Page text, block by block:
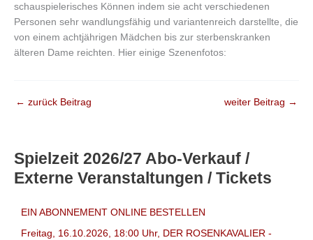
schauspielerisches Können indem sie acht verschiedenen
Personen sehr wandlungsfähig und variantenreich darstellte, die
von einem achtjährigen Mädchen bis zur sterbenskranken
älteren Dame reichten. Hier einige Szenenfotos:
← zurück Beitrag weiter Beitrag →
Spielzeit 2026/27 Abo-Verkauf /
Externe Veranstaltungen / Tickets
EIN ABONNEMENT ONLINE BESTELLEN
Freitag, 16.10.2026, 18:00 Uhr, DER ROSENKAVALIER -